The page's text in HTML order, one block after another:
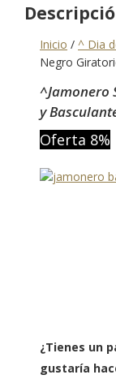
Inicio /^ Dia
Negro
^Jamonero
y
Oferta 8%
¿Tienes un
gustaría